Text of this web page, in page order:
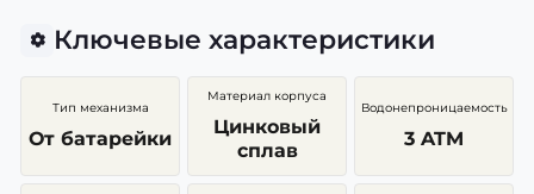
Ключевые характеристики
Тип механизма
От батарейки
Материал корпуса
Цинковый
сплав
Водонепроницаемость
3 ATM